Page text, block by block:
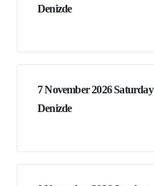
Denizde
7 November 2026 Saturday
Denizde